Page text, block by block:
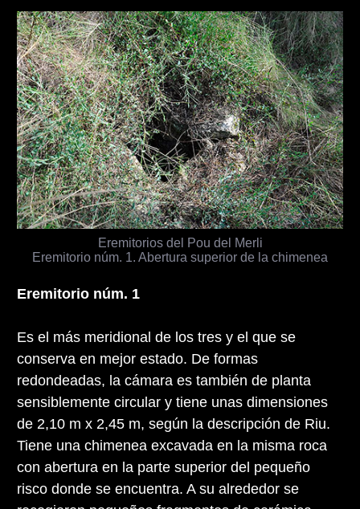
Eremitorios del Pou del Merli
Eremitorio núm. 1. Abertura superior de la chimenea
Eremitorio núm. 1
Es el más meridional de los tres y el que se
conserva en mejor estado. De formas
redondeadas, la cámara es también de planta
sensiblemente circular y tiene unas dimensiones
de 2,10 m x 2,45 m, según la descripción de Riu.
Tiene una chimenea excavada en la misma roca
con abertura en la parte superior del pequeño
risco donde se encuentra. A su alrededor se